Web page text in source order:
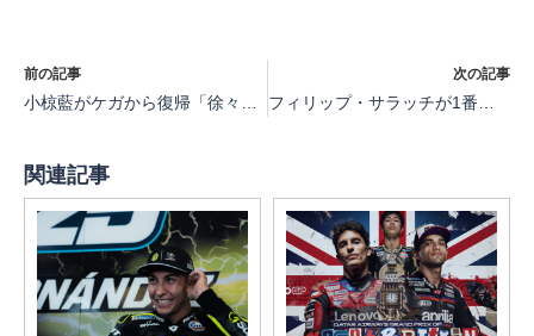
前の記事 次の記事
関連記事